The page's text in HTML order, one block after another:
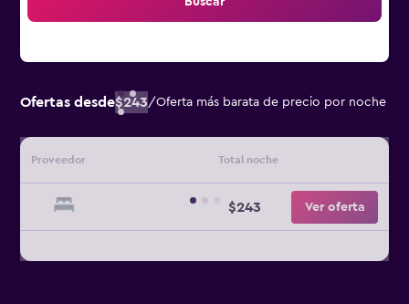
Ofertas desde$243/Oferta más barata de precio por noche
Proveedor Total noche
$243 Ver oferta